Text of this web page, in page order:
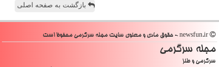
بازگشت به صفحه اصلی
مجله سرگرمی
سرگرمی و طنز